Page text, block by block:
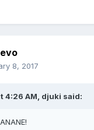
8, 2017
4:26 AM, djuki said: